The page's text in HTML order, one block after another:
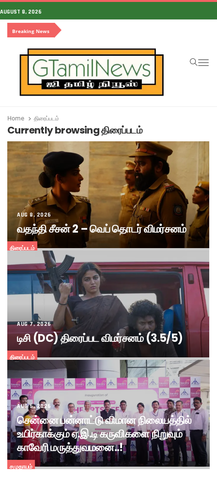
AUGUST 8, 2026
Breaking News
Home திரைப்படம்
Currently browsing திரைப்படம்
திரைப்படம்
AUG 8, 2026
வதந்தி சீசன் 2 – வெப் தொடர் விமர்சனம்
திரைப்படம்
AUG 7, 2026
டிசி (DC) திரைப்பட விமர்சனம் (3.5/5)
சமுதாயம்
AUG 5, 2026
சென்னை பன்னாட்டு விமான நிலையத்தில்
உயிர்காக்கும் ஏ.இ.டி கருவிகளை நிறுவும்
காவேரி மருத்துவமனை..!